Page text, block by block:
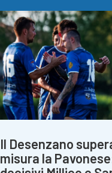
Il Desenzano
misura la